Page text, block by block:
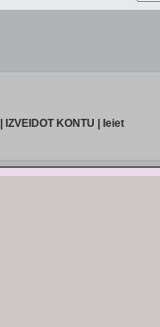
IZVEIDOT KONTU Ieiet